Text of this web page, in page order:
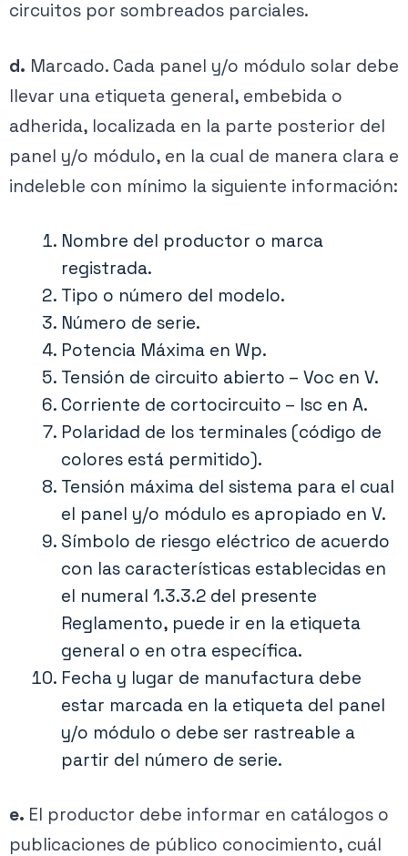
circuitos por sombreados parciales.
d. Marcado. Cada panel y/o módulo solar debe
llevar una etiqueta general, embebida o
adherida, localizada en la parte posterior del
panel y/o módulo, en la cual de manera clara e
indeleble con mínimo la siguiente información:
Nombre del productor o marca
registrada.
Tipo o número del modelo.
Número de serie.
Potencia Máxima en Wp.
Tensión de circuito abierto – Voc en V.
Corriente de cortocircuito – Isc en A.
Polaridad de los terminales (código de
colores está permitido).
Tensión máxima del sistema para el cual
el panel y/o módulo es apropiado en V.
Símbolo de riesgo eléctrico de acuerdo
con las características establecidas en
el numeral 1.3.3.2 del presente
Reglamento, puede ir en la etiqueta
general o en otra específica.
Fecha y lugar de manufactura debe
estar marcada en la etiqueta del panel
y/o módulo o debe ser rastreable a
partir del número de serie.
e. El productor debe informar en catálogos o
publicaciones de público conocimiento, cuál